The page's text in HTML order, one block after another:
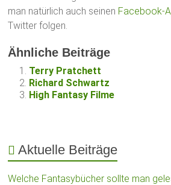
man natürlich auch seinen Facebook-
Twitter folgen.
Ähnliche Beiträge
Terry Pratchett
Richard Schwartz
High Fantasy Filme
Aktuelle Beiträge
Welche Fantasybücher sollte man